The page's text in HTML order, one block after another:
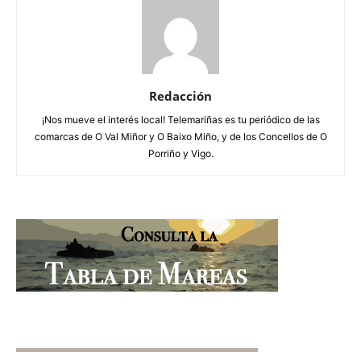
Redacción
¡Nos mueve el interés local! Telemariñas es tu periódico de las
comarcas de O Val Miñor y O Baixo Miño, y de los Concellos de O
Porriño y Vigo.